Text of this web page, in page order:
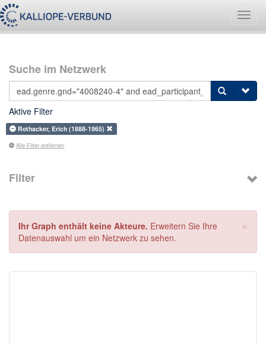
Suche im Netzwerk
Aktive Filter
Rothacker, Erich (1888-1965)
Alle Filter entfernen
Filter
×
Ihr Graph enthält keine Akteure. Erweitern Sie Ihre
Datenauswahl um ein Netzwerk zu sehen.